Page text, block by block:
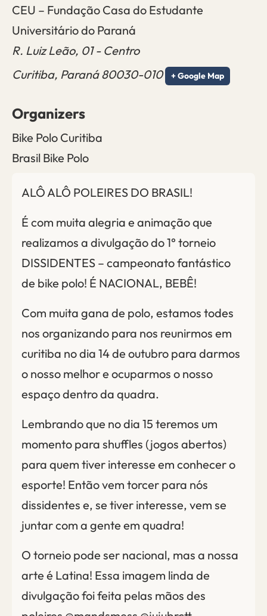
ALÔ ALÔ POLEIRES DO BRASIL!
É com muita alegria e animação que
realizamos a divulgação do 1° torneio
DISSIDENTES – campeonato fantástico
de bike polo! É NACIONAL, BEBÊ!
Com muita gana de polo, estamos todes
nos organizando para nos reunirmos em
curitiba no dia 14 de outubro para darmos
o nosso melhor e ocuparmos o nosso
espaço dentro da quadra.
Lembrando que no dia 15 teremos um
momento para shuffles (jogos abertos)
para quem tiver interesse em conhecer o
esporte! Então vem torcer para nós
dissidentes e, se tiver interesse, vem se
juntar com a gente em quadra!
O torneio pode ser nacional, mas a nossa
arte é Latina! Essa imagem linda de
divulgação foi feita pelas mãos des
CEU – Fundação Casa do Estudante
Universitário do Paraná
R. Luiz Leão, 01 - Centro
Curitiba, Paraná 80030-010 + Google Map
Organizers
Bike Polo Curitiba
Brasil Bike Polo